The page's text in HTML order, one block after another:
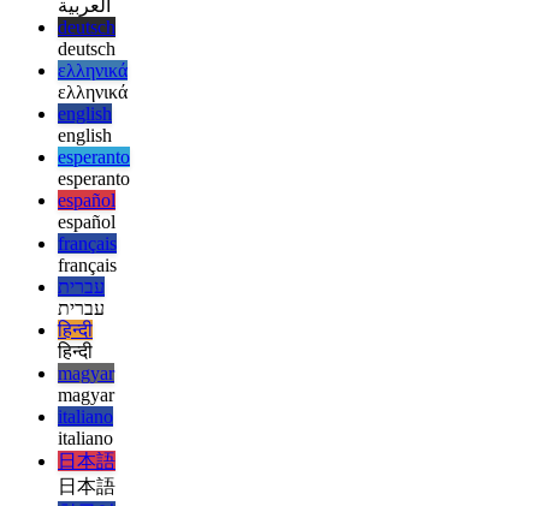
afrikaans
afrikaans
العربية
العربية
deutsch
deutsch
ελληνικά
ελληνικά
english
english
esperanto
esperanto
español
español
français
français
עברית
עברית
हिन्दी
हिन्दी
magyar
magyar
italiano